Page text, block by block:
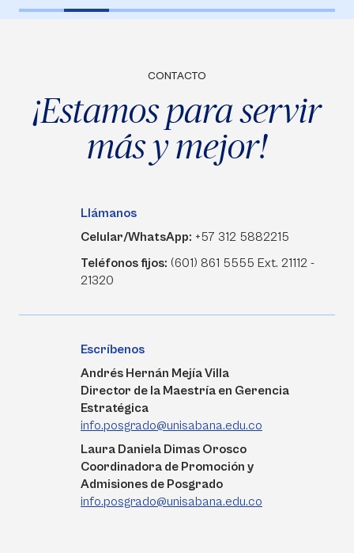
CONTACTO
¡Estamos para servir
más y mejor!
Llámanos
Celular/WhatsApp: +57 312 5882215
Teléfonos fijos: (601) 861 5555 Ext. 21112 -
21320
Escríbenos
Andrés Hernán Mejía Villa
Director de la Maestría en Gerencia
Estratégica
info.posgrado@unisabana.edu.co
Laura Daniela Dimas Orosco
Coordinadora de Promoción y
Admisiones de Posgrado
info.posgrado@unisabana.edu.co